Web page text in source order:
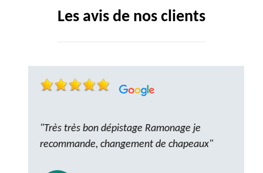
Les avis de nos clients
"Très très bon dépistage Ramonage je
recommande, changement de chapeaux"